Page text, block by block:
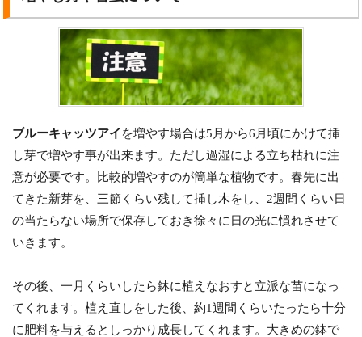
ブルーキャッツアイ を増やす場合は5月から6月頃にかけて挿
し芽で増やす事が出来ます。ただし過湿による立ち枯れに注
意が必要です。比較的増やすのが簡単な植物です。春先に出
てきた新芽を、三節くらい残して挿し木をし、2週間くらい日
の当たらない場所で保存しておき徐々に日の光に慣れさせて
いきます。
その後、一月くらいしたら鉢に植えなおすと立派な苗になっ
てくれます。植え直しをした後、約1週間くらいたったら十分
に肥料を与えるとしっかり成長してくれます。大きめの鉢で